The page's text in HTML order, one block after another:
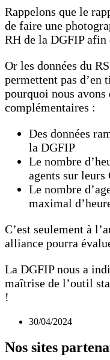
Rappelons que le
de faire une
RH de la DGFIP
Or les données du
permettent pas d’en
pourquoi nous avons
complémentaires :
Des données
la DGFIP
Le nombre
agents sur leurs
Le nombre
maximal
C’est seulement à
alliance pourra
La DGFIP nous a
maîtrise de l’outil
!
30/04/2024
Nos sites